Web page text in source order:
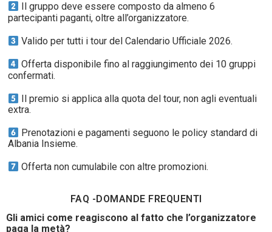
Il gruppo deve essere composto da almeno 6
partecipanti paganti, oltre all’organizzatore.
Valido per tutti i tour del Calendario Ufficiale 2026.
Offerta disponibile fino al raggiungimento dei 10 gruppi
confermati.
Il premio si applica alla quota del tour, non agli eventuali
extra.
Prenotazioni e pagamenti seguono le policy standard di
Albania Insieme.
Offerta non cumulabile con altre promozioni.
FAQ -DOMANDE FREQUENTI
Gli amici come reagiscono al fatto che l’organizzatore
paga la metà?